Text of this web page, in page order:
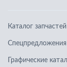
Доставка и оплата